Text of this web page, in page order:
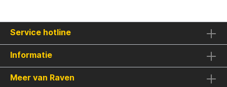
Service hotline
Informatie
Meer van Raven